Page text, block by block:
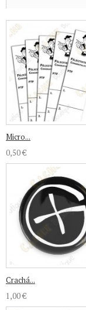
Micro...
0,50 €
Crachá...
1,00 €